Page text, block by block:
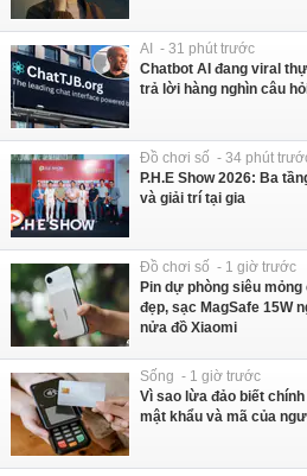
AI - 31 phút trước
Chatbot AI đang viral
trả lời hàng nghìn câu
Đồ chơi số - 34 phút
P.H.E Show 2026: Ba
và giải trí tại gia
Đồ chơi số - 1 giờ trước
Pin dự phòng siêu
đẹp, sạc MagSafe 15W
nửa đồ Xiaomi
Sống - 1 giờ trước
Vì sao lừa đảo biết
mật khẩu và mã của